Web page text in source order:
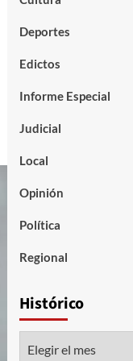
Deportes
Edictos
Informe Especial
Judicial
Local
Opinión
Política
Regional
Histórico